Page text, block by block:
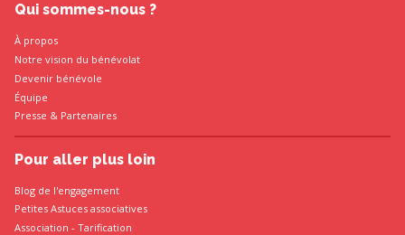
Qui sommes-nous ?
À propos
Notre vision du bénévolat
Devenir bénévole
Équipe
Presse & Partenaires
Pour aller plus loin
Blog de l'engagement
Petites Astuces associatives
Association - Tarification